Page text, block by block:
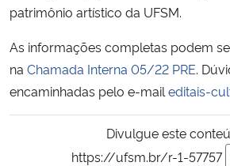
Gabinete de Segurança Institucional
Advocacia-Geral da União
Banco Central do Brasil
patrimônio artístico da UFSM.
As informações completas podem
na Chamada Interna 05/22 PRE.
encaminhadas pelo e-mail editais-
Divulgue este
https://ufsm.br/r-1-57757